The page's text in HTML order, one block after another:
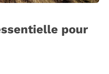
pour